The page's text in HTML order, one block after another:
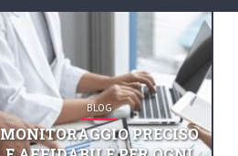
BLOG
MONITORAGGIO PRECISO